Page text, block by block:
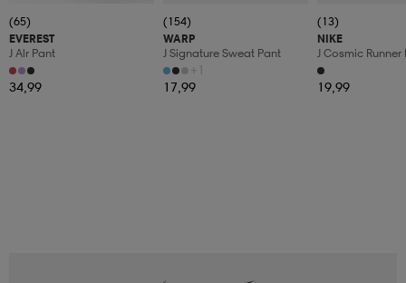
(65)
EVEREST
J Alr Pant
34,99
(154)
WARP
J Signature Sweat Pant
+1
17,99
(13)
NIKE
J Cosmic Runner
19,99